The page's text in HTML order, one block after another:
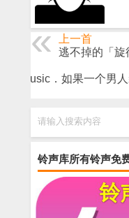
上一首
逃不掉的「旋
李music．如果一个男
请输入搜索内容
铃声库所有铃声免